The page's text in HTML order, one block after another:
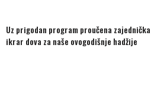
Uz prigodan program proučena zajednička
ikrar dova za naše ovogodišnje hadžije